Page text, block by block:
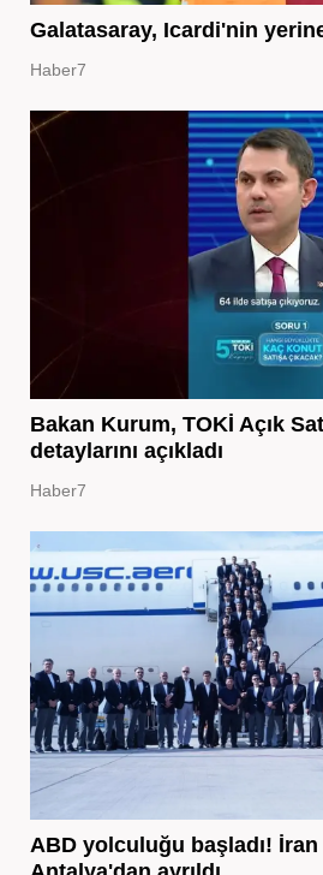
Galatasaray, Icardi'nin
Haber7
Bakan Kurum, TOKİ Açık
detaylarını açıkladı
Haber7
ABD yolculuğu başladı! İran